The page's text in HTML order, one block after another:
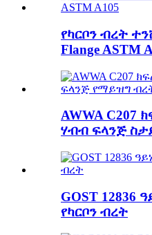
የካርቦን ብረት
Flange ASTM
AWWA C207
ሃብብ ፍላንጅ
GOST 12836
የካርቦን ብረት